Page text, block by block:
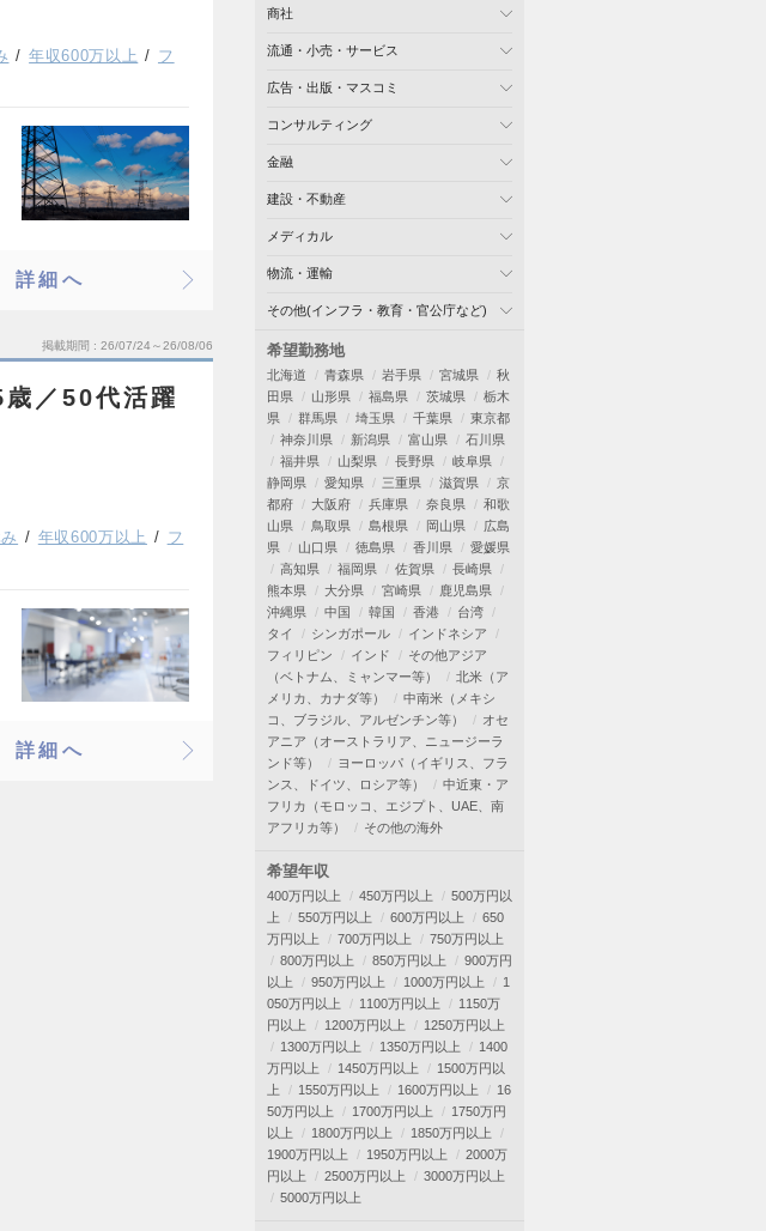
年収600万以上
フ
詳細へ
掲載期間 26/07/24～26/08/06
／50代活躍
年収600万以上
フ
詳細へ
商社
流通・小売・サービス
広告・出版・マスコミ
コンサルティング
金融
建設・不動産
メディカル
物流・運輸
その他(インフラ・教育・官公庁など)
希望勤務地
北海道 青森県 岩手県 宮城県
秋
田県
山形県 福島県 茨城県
栃木
県
群馬県 埼玉県 千葉県
東京都
神奈川県
新潟県 富山県
石川県
福井県
山梨県 長野県
岐阜県
静岡県
愛知県 三重県 滋賀県
京
都府
大阪府 兵庫県 奈良県
和歌
山県
鳥取県 島根県 岡山県
広島
県
山口県 徳島県 香川県
愛媛県
高知県
福岡県 佐賀県
長崎県
熊本県
大分県 宮崎県
鹿児島県
沖縄県
中国 韓国 香港
台湾
タイ
シンガポール
インドネシア
フィリピン
インド
その他アジア
（ベトナム、ミャンマー等）
北米（ア
メリカ、カナダ等）
中南米（メキシ
コ、ブラジル、アルゼンチン等）
オセ
アニア（オーストラリア、ニュージーラ
ンド等）
ヨーロッパ（イギリス、フラ
ンス、ドイツ、ロシア等）
中近東・ア
フリカ（モロッコ、エジプト、UAE、南
アフリカ等）
その他の海外
希望年収
400万円以上 450万円以上
500万円以
上
550万円以上 600万円以上
650
万円以上
700万円以上
750万円以上
800万円以上
850万円以上
900万円
以上
950万円以上 1000万円以上
1
050万円以上
1100万円以上
1150万
円以上
1200万円以上
1250万円以上
1300万円以上
1350万円以上
1400
万円以上
1450万円以上
1500万円以
上
1550万円以上 1600万円以上
16
50万円以上
1700万円以上
1750万円
以上
1800万円以上
1850万円以上
1900万円以上
1950万円以上
2000万
円以上
2500万円以上
3000万円以上
5000万円以上